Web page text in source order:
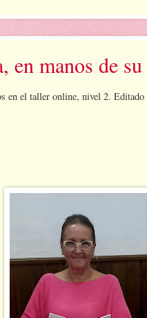
manos de su
en el taller online, nivel 2. Editado